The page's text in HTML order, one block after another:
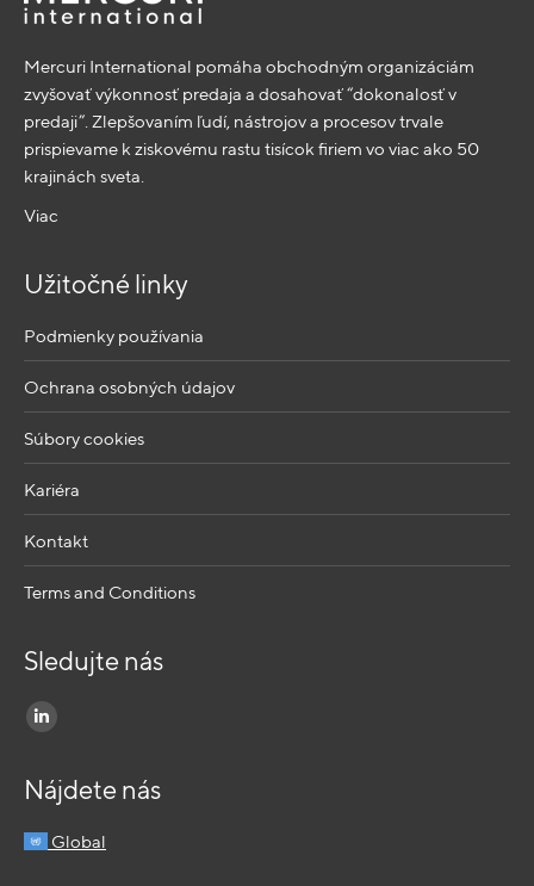
Mercuri International pomáha obchodným organizáciám
zvyšovať výkonnosť predaja a dosahovať “dokonalosť v
predaji”. Zlepšovaním ľudí, nástrojov a procesov trvale
prispievame k ziskovému rastu tisícok firiem vo viac ako 50
krajinách sveta.
Viac
Užitočné linky
Podmienky používania
Ochrana osobných údajov
Súbory cookies
Kariéra
Kontakt
Terms and Conditions
Sledujte nás
Find us on:
Nájdete nás
Global